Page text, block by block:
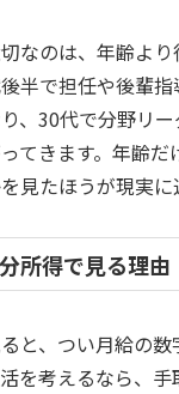
なのは、年齢よ
半で担任や後輩
、30代で分野リ
てきます。年齢
見たほうが現実に
所得で見る理由
と、つい月給の数
を考えるなら、